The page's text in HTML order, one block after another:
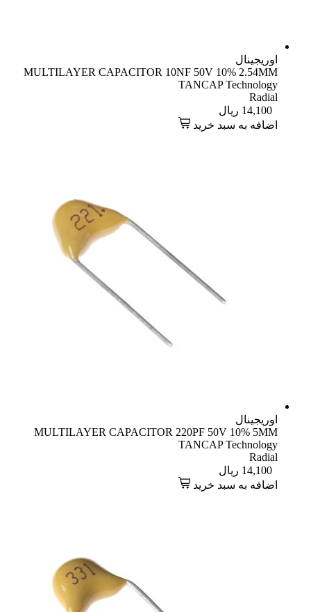
اوریجینال
MULTILAYER CAPACITOR 10NF 50V 10% 2.54MM
TANCAP Technology
Radial
14,100 ریال
اضافه به سبد خرید
اوریجینال
MULTILAYER CAPACITOR 220PF 50V 10% 5MM
TANCAP Technology
Radial
14,100 ریال
اضافه به سبد خرید